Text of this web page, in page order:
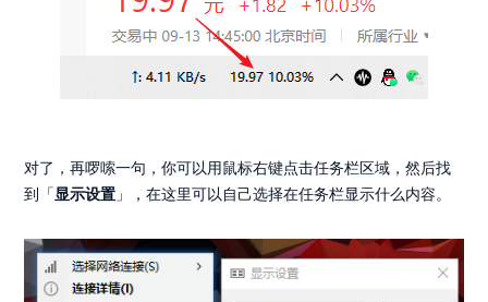
对了，再啰嗦一句，你可以用鼠标右键点击任务栏区域，然后找
到「显示设置 」，在这里可以自己选择在任务栏显示什么内容。